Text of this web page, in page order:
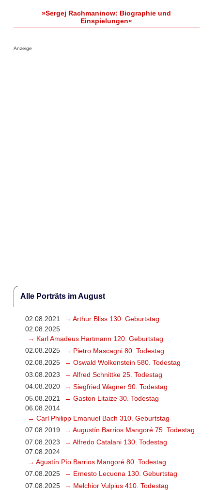
»Sergej Rachmaninow: Biographie und
Einspielungen«
Anzeige
Alle Porträts im August
02.08.2021
→ Arthur Bliss 130. Geburtstag
02.08.2025
→ Karl Amadeus Hartmann 120. Geburtstag
02.08.2025
→ Pietro Mascagni 80. Todestag
02.08.2025
→ Oswald Wolkenstein 580. Todestag
03.08.2023
→ Alfred Schnittke 25. Todestag
04.08.2020
→ Siegfried Wagner 90. Todestag
05.08.2021
→ Gaston Litaize 30. Todestag
06.08.2014
→ Carl Philipp Emanuel Bach 310. Geburtstag
07.08.2019
→ Augustín Barrios Mangoré 75. Todestag
07.08.2023
→ Alfredo Catalani 130. Todestag
07.08.2024
→ Agustín Pío Barrios Mangoré 80. Todestag
07.08.2025
→ Ernesto Lecuona 130. Geburtstag
07.08.2025
→ Melchior Vulpius 410. Todestag